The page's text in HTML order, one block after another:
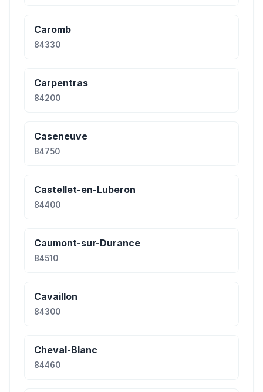
Caromb
84330
Carpentras
84200
Caseneuve
84750
Castellet-en-Luberon
84400
Caumont-sur-Durance
84510
Cavaillon
84300
Cheval-Blanc
84460